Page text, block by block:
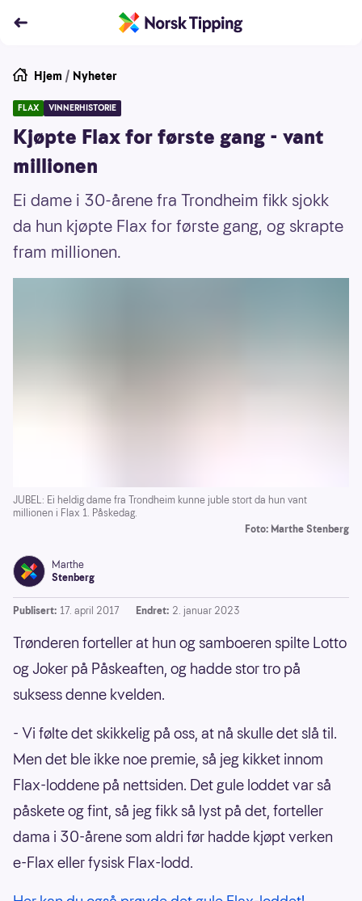
Hjem / Nyheter
FLAX VINNERHISTORIE
Kjøpte Flax for første gang - vant
millionen
Ei dame i 30-årene fra Trondheim fikk sjokk
da hun kjøpte Flax for første gang, og skrapte
fram millionen.
JUBEL: Ei heldig dame fra Trondheim kunne juble stort da hun vant
millionen i Flax 1. Påskedag.
Foto: Marthe Stenberg
Marthe
Stenberg
Publisert: 17. april 2017 Endret: 2. januar 2023
Trønderen forteller at hun og samboeren spilte Lotto
og Joker på Påskeaften, og hadde stor tro på
suksess denne kvelden.
- Vi følte det skikkelig på oss, at nå skulle det slå til.
Men det ble ikke noe premie, så jeg kikket innom
Flax-loddene på nettsiden. Det gule loddet var så
påskete og fint, så jeg fikk så lyst på det, forteller
dama i 30-årene som aldri før hadde kjøpt verken
e-Flax eller fysisk Flax-lodd.